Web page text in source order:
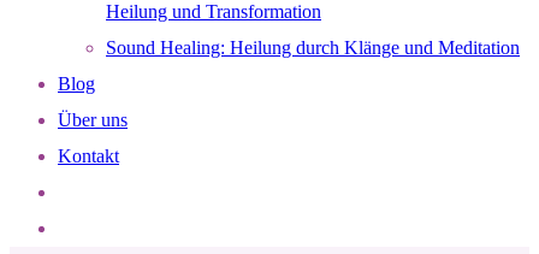
Heilung und Transformation
Sound Healing: Heilung durch Klänge und Meditation
Blog
Über uns
Kontakt